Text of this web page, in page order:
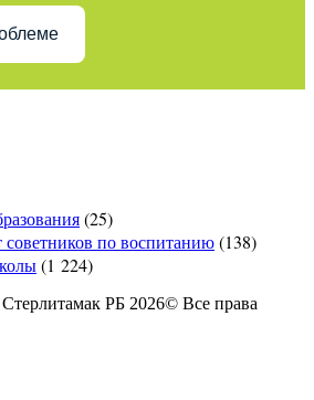
(25)
советников по воспитанию(138)
(1 224)
РБ 2026© Все права